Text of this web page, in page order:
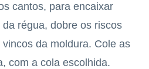
cantos, para encaixar
régua, dobre os riscos
da moldura. Cole as
com a cola escolhida.